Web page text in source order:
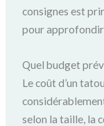
consignes est
pour approfondir
Quel budget
Le coût d’un
selon la taille, la